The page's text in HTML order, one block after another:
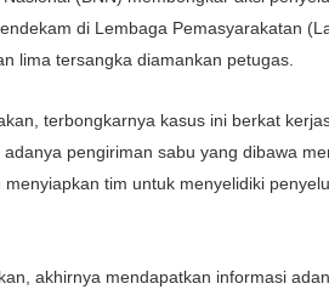
di Lembaga Pemasyarakatan
lima tersangka diamankan petugas.
terbongkarnya kasus ini berkat
pengiriman sabu yang dibawa
tim untuk menyelidiki
akhirnya mendapatkan informasi